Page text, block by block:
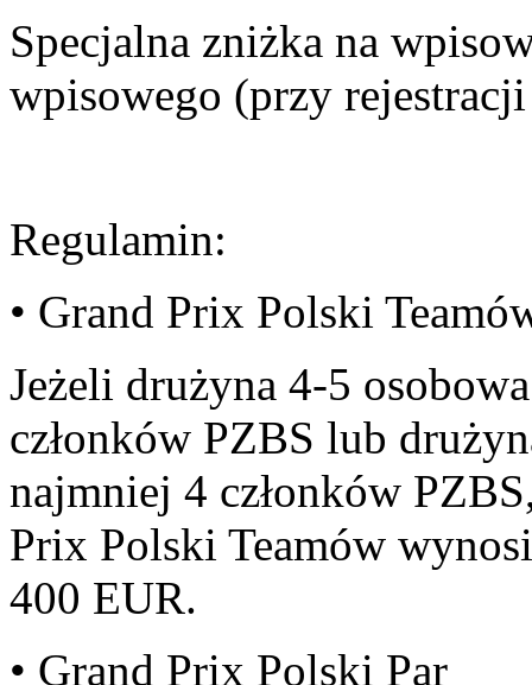
Specjalna zniżka na
wpisowego (przy
Regulamin:
• Grand Prix Polski
Jeżeli drużyna 4-5
członków PZBS lub
najmniej 4 członków
Prix Polski Teamów
400 EUR.
• Grand Prix Polski Par